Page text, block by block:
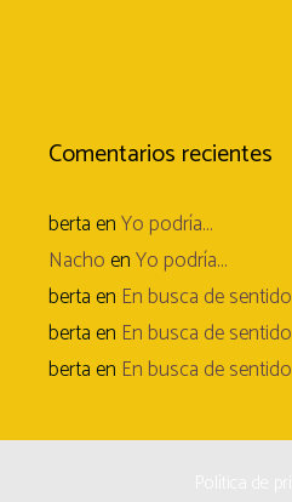
Comentarios recientes
bertaenYo podría…
NachoenYo podría…
bertaen En busca de sentido
bertaen En busca de sentido
bertaen En busca de sentido